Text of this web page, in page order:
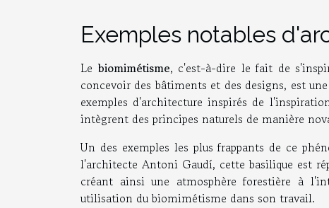
Exemples notables
Le biomimétisme, c'est-à-dire le fait de
concevoir des bâtiments et des designs, est
exemples d'architecture inspirés de
intègrent des principes naturels de manière
Un des exemples les plus frappants de ce
l'architecte Antoni Gaudí, cette basilique est
créant ainsi une atmosphère forestière à
utilisation du biomimétisme dans son travail.